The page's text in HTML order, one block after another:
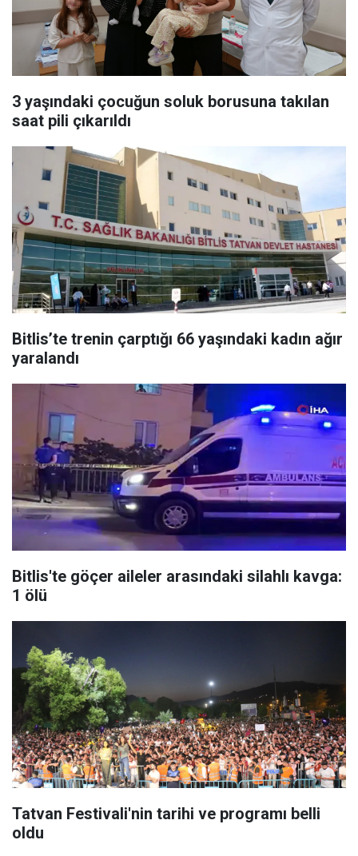
3 yaşındaki çocuğun soluk borusuna takılan
saat pili çıkarıldı
Bitlis’te trenin çarptığı 66 yaşındaki kadın ağır
yaralandı
Bitlis'te göçer aileler arasındaki silahlı kavga:
1 ölü
Tatvan Festivali'nin tarihi ve programı belli
oldu